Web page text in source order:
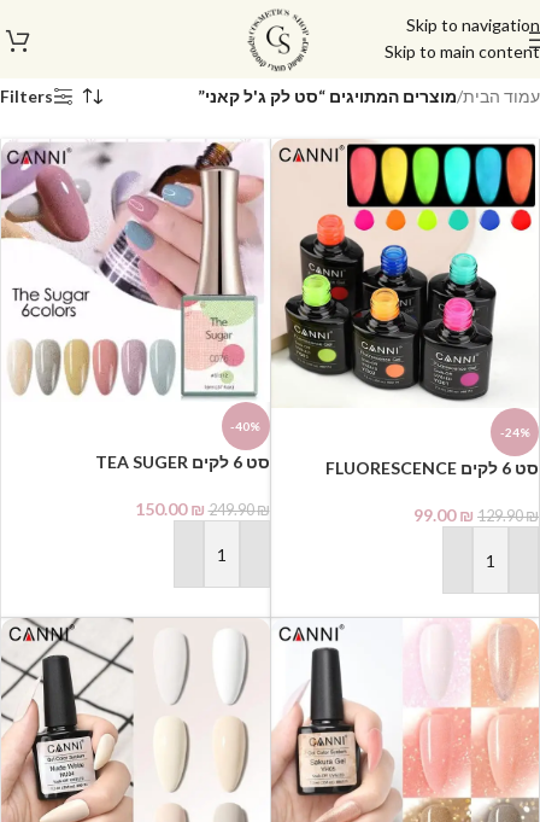
Skip to navigation
Skip to main content
עמוד הבית/מוצרים המתויגים “סט לק ג'ל קאני” Filters
-24%
סט 6 לקים FLUORESCENCE
129.90₪
99.00₪
הוספה לסל
-40%
סט 6 לקים TEA SUGER
249.90₪
150.00₪
הוספה לסל